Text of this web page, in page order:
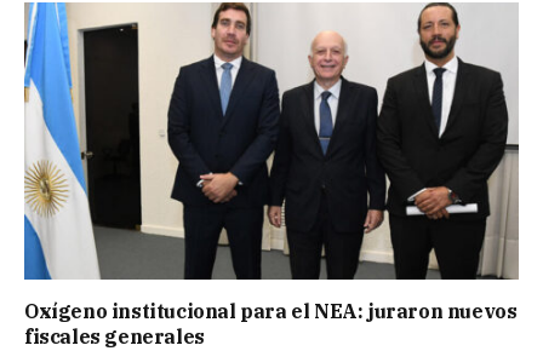
Oxígeno institucional para el NEA: juraron nuevos
fiscales generales